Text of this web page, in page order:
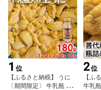
1 位
【ふるさと納税】 うに
〔期間限定〕 牛乳瓶 天
2位
【ふ
牛乳